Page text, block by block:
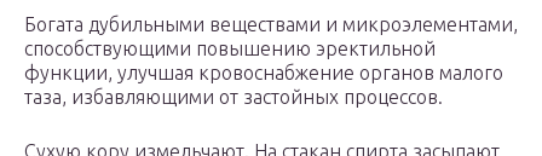
Богата дубильными веществами и микроэлементами,
способствующими повышению эректильной
функции, улучшая кровоснабжение органов малого
таза, избавляющими от застойных процессов.
Сухую кору измельчают. На стакан спирта засыпают